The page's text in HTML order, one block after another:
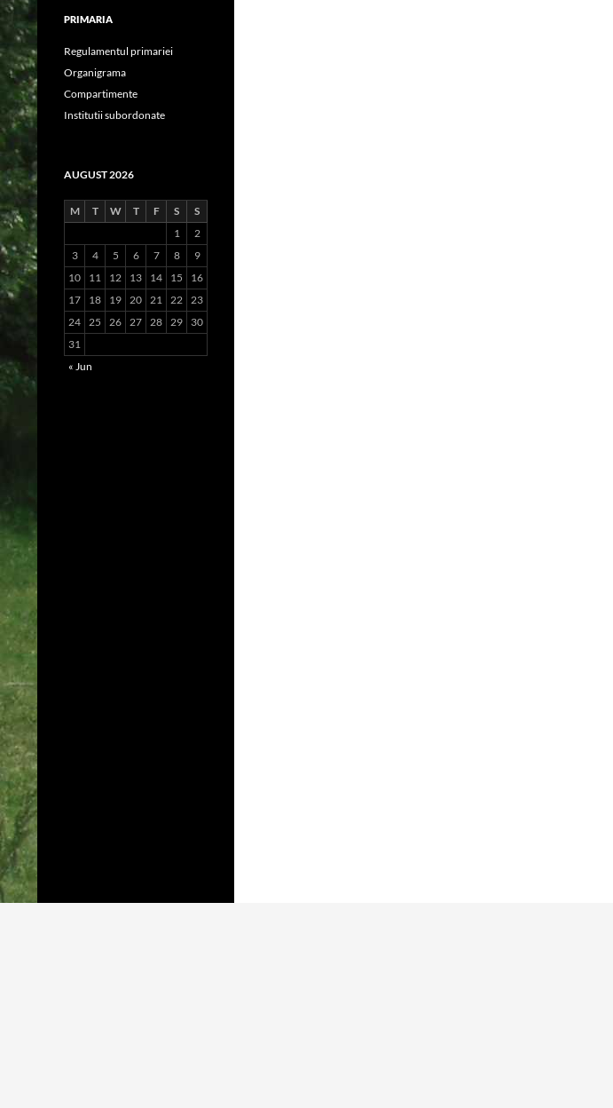
PRIMARIA
Regulamentul primariei
Organigrama
Compartimente
Institutii subordonate
AUGUST 2026
M T W T F S
S
1
2
3
4 5 6 7 8
9
10
11 12 13 14 15
16
17
18 19 20 21 22 23
24 25 26 27 28 29
30
31
« Jun